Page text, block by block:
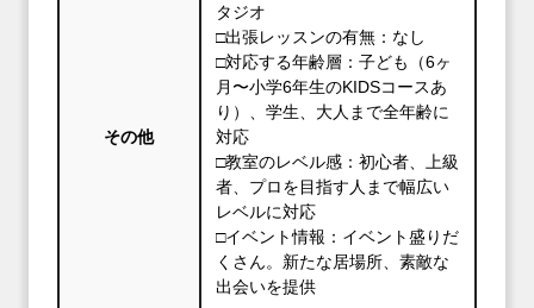
その他
タジオ
□出張レッスンの有無：なし
□対応する年齢層：子ども（6ヶ
月〜小学6年生のKIDSコースあ
り）、学生、大人まで全年齢に
対応
□教室のレベル感：初心者、上級
者、プロを目指す人まで幅広い
レベルに対応
□イベント情報：イベント盛りだ
くさん。新たな居場所、素敵な
出会いを提供